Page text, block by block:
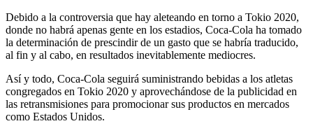
Debido a la controversia que hay aleteando en torno a Tokio 2020,
donde no habrá apenas gente en los estadios, Coca-Cola ha tomado
la determinación de prescindir de un gasto que se habría traducido,
al fin y al cabo, en resultados inevitablemente mediocres.
Así y todo, Coca-Cola seguirá suministrando bebidas a los atletas
congregados en Tokio 2020 y aprovechándose de la publicidad en
las retransmisiones para promocionar sus productos en mercados
como Estados Unidos.